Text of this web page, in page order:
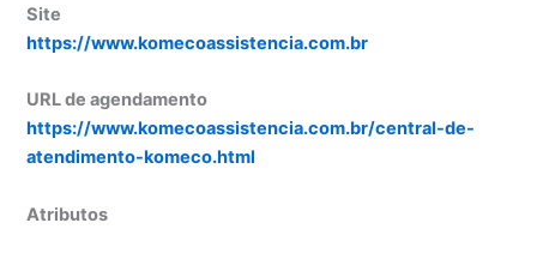
Site
https://www.komecoassistencia.com.br
URL de agendamento
https://www.komecoassistencia.com.br/central-de-
atendimento-komeco.html
Atributos